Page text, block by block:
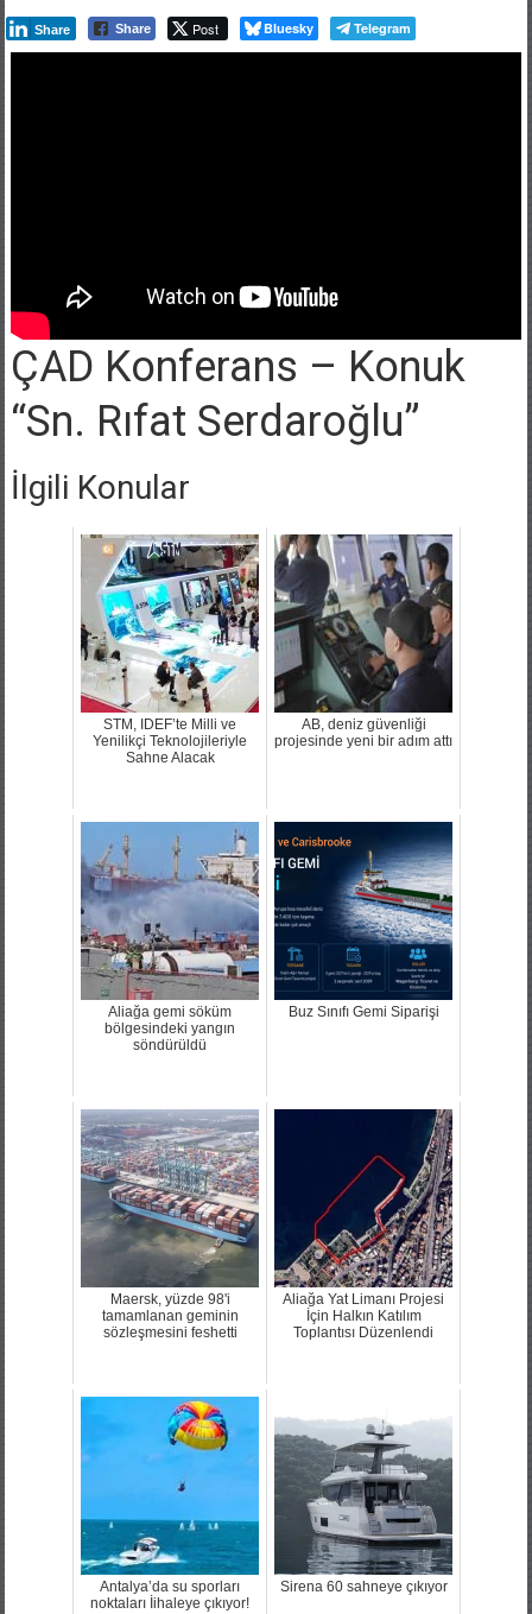
Share Share Post Bluesky Telegram
ÇAD Konferans – Konuk
“Sn. Rıfat Serdaroğlu”
İlgili Konular
STM, IDEF’te Milli ve
Yenilikçi Teknolojileriyle
Sahne Alacak
AB, deniz güvenliği
projesinde yeni bir adım attı
Aliağa gemi söküm
bölgesindeki yangın
söndürüldü
Buz Sınıfı Gemi Siparişi
Maersk, yüzde 98'i
tamamlanan geminin
sözleşmesini feshetti
Aliağa Yat Limanı Projesi
İçin Halkın Katılım
Toplantısı Düzenlendi
Antalya’da su sporları
noktaları İihaleye çıkıyor!
Sirena 60 sahneye çıkıyor